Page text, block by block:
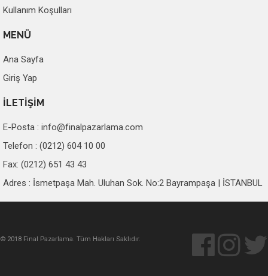
Kullanım Koşulları
MENÜ
Ana Sayfa
Giriş Yap
İLETİŞİM
E-Posta : info@finalpazarlama.com
Telefon : (0212) 604 10 00
Fax: (0212) 651 43 43
Adres : İsmetpaşa Mah. Uluhan Sok. No:2 Bayrampaşa | İSTANBUL
© 2018 Final Pazarlama. Tüm Hakları Saklıdır.